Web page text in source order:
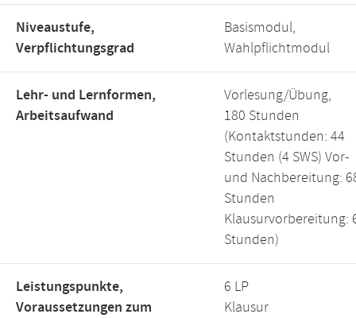
Niveaustufe,
Verpflichtungsgrad
Basismodul,
Wahlpflichtmodul
Lehr- und Lernformen,
Arbeitsaufwand
Vorlesung/Übung,
180 Stunden
(Kontaktstunden: 44
Stunden (4 SWS) Vor-
und Nachbereitung:
Stunden
Klausurvorbereitung:
Stunden)
Leistungspunkte,
Voraussetzungen zum
6 LP
Klausur